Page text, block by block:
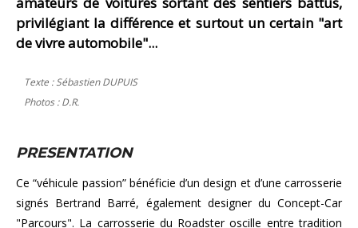
privilégiant la différence et surtout un certain "art
de vivre automobile"...
Texte : Sébastien DUPUIS
Photos : D.R.
PRESENTATION
Ce “véhicule passion” bénéficie d’un design et d’une carrosserie
signés Bertrand Barré, également designer du Concept-Car
"Parcours". La carrosserie du Roadster oscille entre tradition